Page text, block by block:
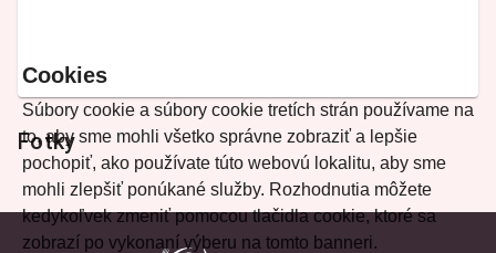
Fotky
Cookies
Súbory cookie a súbory cookie tretích strán používame na
to, aby sme mohli všetko správne zobraziť a lepšie
pochopiť, ako používate túto webovú lokalitu, aby sme
mohli zlepšiť ponúkané služby. Rozhodnutia môžete
kedykoľvek zmeniť pomocou tlačidla cookie, ktoré sa
zobrazí po vykonaní výberu na tomto banneri.